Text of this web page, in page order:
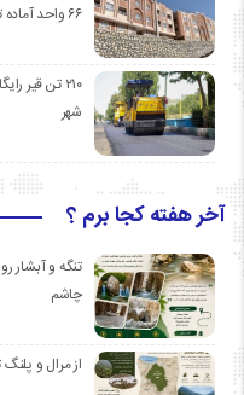
۶۶ واحد آماده تحویل در پروژه۱۳۸ واحدی مهدیشهر
۲۱۰ تن قیر
شهر
آخر هفته کجا برم ؟
تنگه و آبشار
چاشم
از مرال و